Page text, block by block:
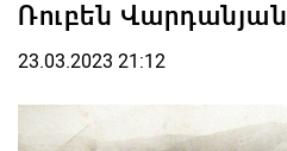
Ռուբեն Վարդանյան
23.03.2023 21:12